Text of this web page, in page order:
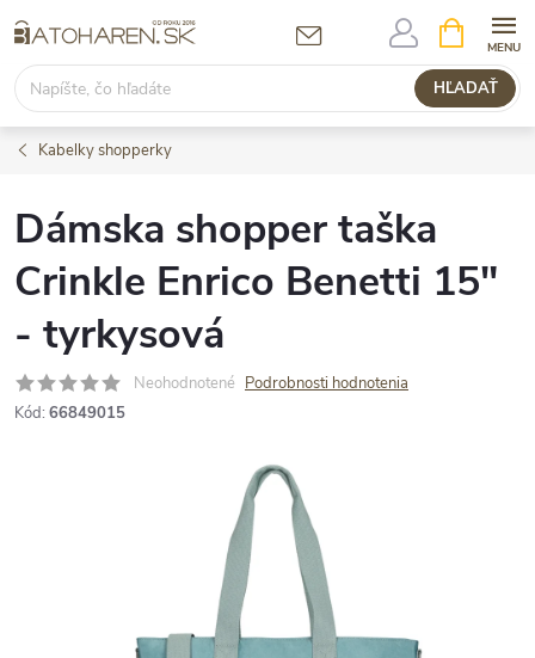
na
obsah
HĽADAŤ
KOŠÍK
Kabelky shopperky
Dámska shopper taška
Crinkle Enrico Benetti 15"
- tyrkysová
Neohodnotené Podrobnosti hodnotenia
Kód: 66849015